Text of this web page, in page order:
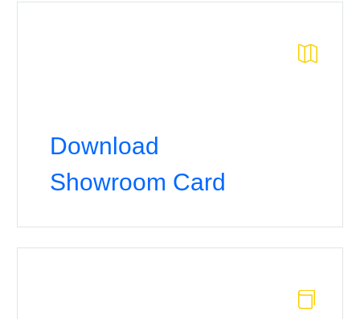


Download
Showroom Card

